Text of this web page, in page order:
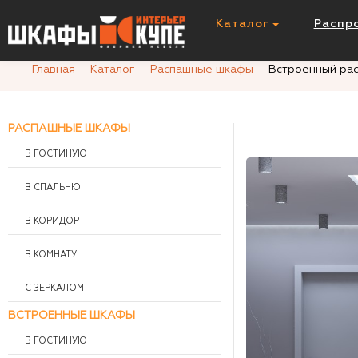
Каталог
Главная
Каталог Распашные шкафы Встроенный
Встроенный распашной
РАСПАШНЫЕ ШКАФЫ
В ГОСТИНУЮ
В СПАЛЬНЮ
В КОРИДОР
В КОМНАТУ
С ЗЕРКАЛОМ
ВСТРОЕННЫЕ ШКАФЫ
В ГОСТИНУЮ